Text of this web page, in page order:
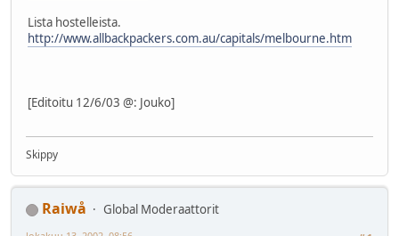
Lista hostelleista.
http://www.allbackpackers.com.au/capitals/melbourne.htm
[Editoitu 12/6/03 @: Jouko]
Skippy
Raiwå
Global Moderaattorit